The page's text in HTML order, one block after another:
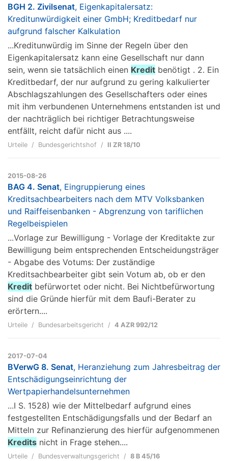
BGH 2. Zivilsenat, Eigenkapitalersatz:
Kreditunwürdigkeit einer GmbH; Kreditbedarf nur
aufgrund falscher Kalkulation
...Kreditunwürdig im Sinne der Regeln über den
Eigenkapitalersatz kann eine Gesellschaft nur dann
sein, wenn sie tatsächlich einen Kredit benötigt . 2. Ein
Kreditbedarf, der nur aufgrund zu gering kalkulierter
Abschlagszahlungen des Gesellschafters oder eines
mit ihm verbundenen Unternehmens entstanden ist und
der nachträglich bei richtiger Betrachtungsweise
entfällt, reicht dafür nicht aus ....
Urteile Bundesgerichtshof II ZR 18/10
2015-08-26
BAG 4. Senat, Eingruppierung eines
Kreditsachbearbeiters nach dem MTV Volksbanken
und Raiffeisenbanken - Abgrenzung von tariflichen
Regelbeispielen
...Vorlage zur Bewilligung - Vorlage der Kreditakte zur
Bewilligung beim entsprechenden Entscheidungsträger
- Abgabe des Votums: Der zuständige
Kreditsachbearbeiter gibt sein Votum ab, ob er den
Kredit befürwortet oder nicht. Bei Nichtbefürwortung
sind die Gründe hierfür mit dem Baufi-Berater zu
erörtern....
Urteile Bundesarbeitsgericht 4 AZR 992/12
2017-07-04
BVerwG 8. Senat, Heranziehung zum Jahresbeitrag der
Entschädigungseinrichtung der
Wertpapierhandelsunternehmen
...I S. 1528) wie der Mittelbedarf aufgrund eines
festgestellten Entschädigungsfalls und der Bedarf an
Mitteln zur Refinanzierung des hierfür aufgenommenen
Kredits nicht in Frage stehen....
Urteile Bundesverwaltungsgericht 8 B 45/16